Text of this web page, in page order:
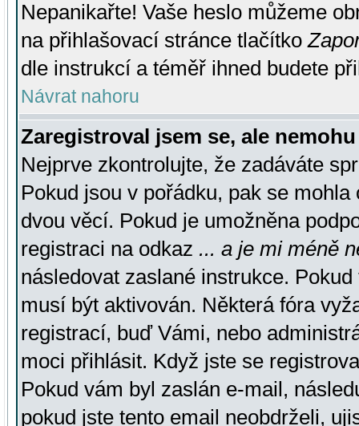
Nepanikařte! Vaše heslo můžeme
na přihlašovací stránce tlačítko
dle instrukcí a téměř ihned budete
Návrat nahoru
Zaregistroval jsem se, ale
Nejprve zkontrolujte, že zadáváte
Pokud jsou v pořádku, pak se
dvou věcí. Pokud je umožněna
registraci na odkaz ... a je mi méně
následovat zaslané instrukce.
musí být aktivován. Některá fóra
registrací, buď Vámi, nebo
moci přihlásit. Když jste se
Pokud vám byl zaslán e-mail,
pokud jste tento email neobdrželi,